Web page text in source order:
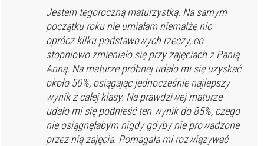
Jestem tegoroczną maturzystką. Na samym
początku roku nie umiałam niemalże nic
oprócz kilku podstawowych rzeczy, co
stopniowo zmieniało się przy zajęciach z Panią
Anną. Na maturze próbnej udało mi się uzyskać
około 50%, osiągając jednocześnie najlepszy
wynik z całej klasy. Na prawdziwej maturze
udało mi się podnieść ten wynik do 85%, czego
nie osiągnęłabym nigdy gdyby nie prowadzone
przez nią zajęcia. Pomagała mi rozwiązywać